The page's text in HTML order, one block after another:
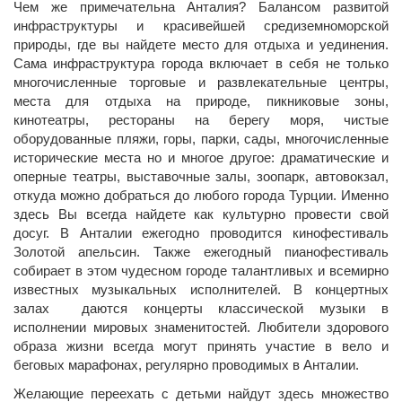
Чем же примечательна Анталия? Балансом развитой
инфраструктуры и красивейшей средиземноморской
природы, где вы найдете место для отдыха и уединения.
Сама инфраструктура города включает в себя не только
многочисленные торговые и развлекательные центры,
места для отдыха на природе, пикниковые зоны,
кинотеатры, рестораны на берегу моря, чистые
оборудованные пляжи, горы, парки, сады, многочисленные
исторические места но и многое другое: драматические и
оперные театры, выставочные залы, зоопарк, автовокзал,
откуда можно добраться до любого города Турции. Именно
здесь Вы всегда найдете как культурно провести свой
досуг. В Анталии ежегодно проводится кинофестиваль
Золотой апельсин. Также ежегодный пианофестиваль
собирает в этом чудесном городе талантливых и всемирно
известных музыкальных исполнителей. В концертных
залах даются концерты классической музыки в
исполнении мировых знаменитостей. Любители здорового
образа жизни всегда могут принять участие в вело и
беговых марафонах, регулярно проводимых в Анталии.
Желающие переехать с детьми найдут здесь множество